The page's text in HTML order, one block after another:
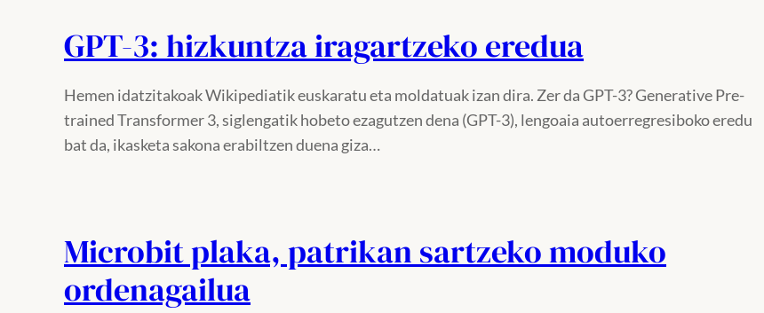
GPT-3: hizkuntza iragartzeko eredua
Hemen idatzitakoak Wikipediatik euskaratu eta moldatuak izan dira. Zer da GPT-3? Generative Pre-
trained Transformer 3, siglengatik hobeto ezagutzen dena (GPT-3), lengoaia autoerregresiboko eredu
bat da, ikasketa sakona erabiltzen duena giza…
Microbit plaka, patrikan sartzeko moduko
ordenagailua